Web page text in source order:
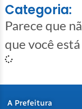
Categoria:
Parece que
que você
A Prefeitura